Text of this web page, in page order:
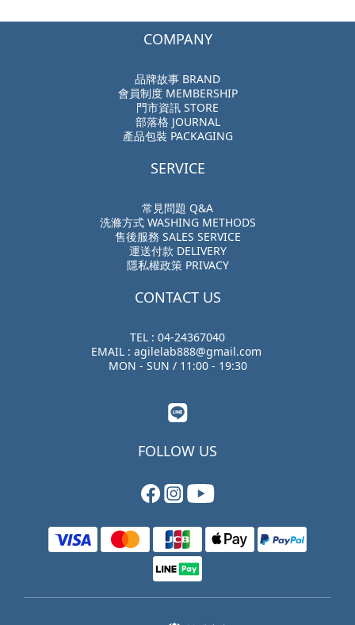
COMPANY
品牌故事 BRAND
會員制度 MEMBERSHIP
門市資訊 STORE
部落格 JOURNAL
產品包裝 PACKAGING
SERVICE
常見問題 Q&A
洗滌方式 WASHING METHODS
售後服務 SALES SERVICE
運送付款 DELIVERY
隱私權政策 PRIVACY
CONTACT US
TEL : 04-24367040
EMAIL : agilelab888@gmail.com
MON - SUN / 11:00 - 19:30
FOLLOW US